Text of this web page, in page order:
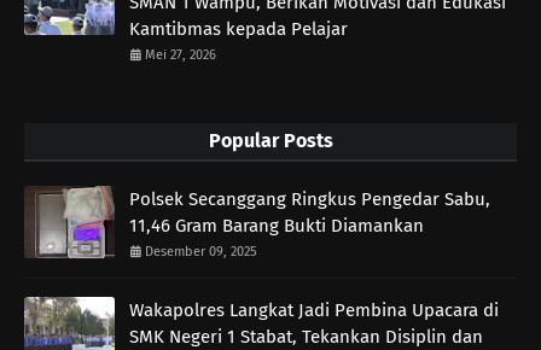
Kamtibmas kepada Pelajar
Mei 27, 2026
Popular Posts
Polsek Secanggang Ringkus Pengedar Sabu,
11,46 Gram Barang Bukti Diamankan
Desember 09, 2025
Wakapolres Langkat Jadi Pembina Upacara di
SMK Negeri 1 Stabat, Tekankan Disiplin dan